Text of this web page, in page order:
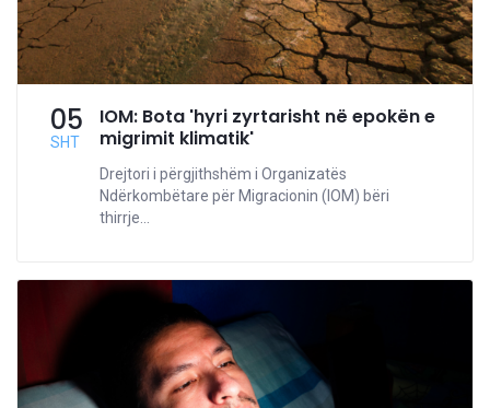
05
SHT
IOM: Bota 'hyri zyrtarisht në epokën e
migrimit klimatik'
Drejtori i përgjithshëm i Organizatës
Ndërkombëtare për Migracionin (IOM) bëri
thirrje...